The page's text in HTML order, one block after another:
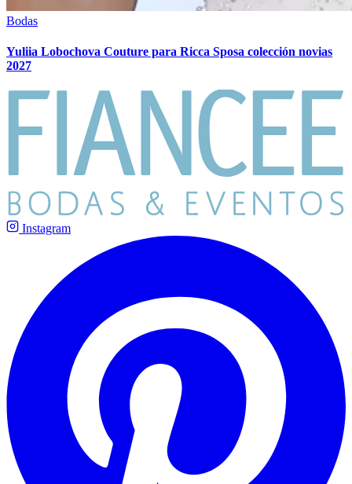
Bodas
Yuliia Lobochova Couture para Ricca Sposa colección novias
2027
Instagram